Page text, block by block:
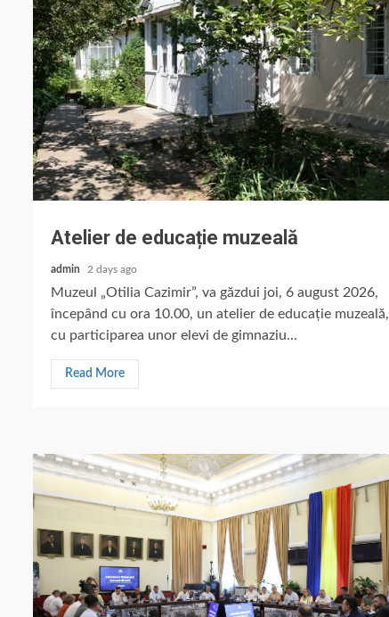
Atelier de educație muzeală
admin 2 days ago
Muzeul „Otilia Cazimir”, va găzdui joi, 6 august 2026,
începând cu ora 10.00, un atelier de educație muzeală,
cu participarea unor elevi de gimnaziu...
Read More